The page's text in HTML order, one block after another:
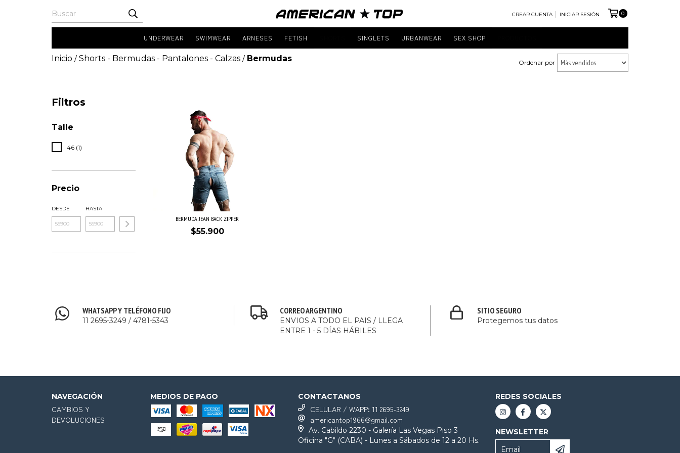
CREAR CUENTA INICIAR SESIÓN 0
UNDERWEAR SWIMWEAR ARNESES FETISH SINGLETS URBANWEAR SEX SHOP
Inicio / Shorts - Bermudas - Pantalones - Calzas / Bermudas Ordenar por
Filtros
Talle
46 (1)
Precio
DESDE HASTA
BERMUDA JEAN BACK ZIPPER
$55.900
WHATSAPP Y TELÉFONO FIJO
11 2695-3249 / 4781-5343
CORREO ARGENTINO
ENVIOS A TODO EL PAIS / LLEGA
ENTRE 1 - 5 DÍAS HÁBILES
SITIO SEGURO
Protegemos tus datos
NAVEGACIÓN
CAMBIOS Y
DEVOLUCIONES
MEDIOS DE PAGO CONTACTANOS
CELULAR / WAPP: 11 2695-3249
americantop1966@gmail.com
Av. Cabildo 2230 - Galería Las Vegas Piso 3
Oficina "G" (CABA) - Lunes a Sábados de 12 a 20 Hs.
REDES SOCIALES
NEWSLETTER